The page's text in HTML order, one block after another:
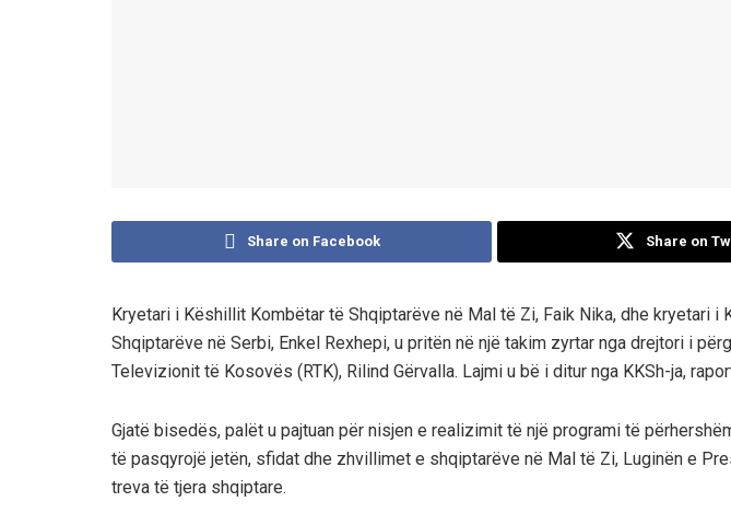
Share on Facebook Share on
Kryetari i Këshillit Kombëtar të Shqiptarëve në Mal të Zi, Faik Nika, dhe kryetari i
Shqiptarëve në Serbi, Enkel Rexhepi, u pritën në një takim zyrtar nga drejtori i
Televizionit të Kosovës (RTK), Rilind Gërvalla. Lajmi u bë i ditur nga KKSh-ja,
Gjatë bisedës, palët u pajtuan për nisjen e realizimit të një programi të
të pasqyrojë jetën, sfidat dhe zhvillimet e shqiptarëve në Mal të Zi, Luginën e
treva të tjera shqiptare.